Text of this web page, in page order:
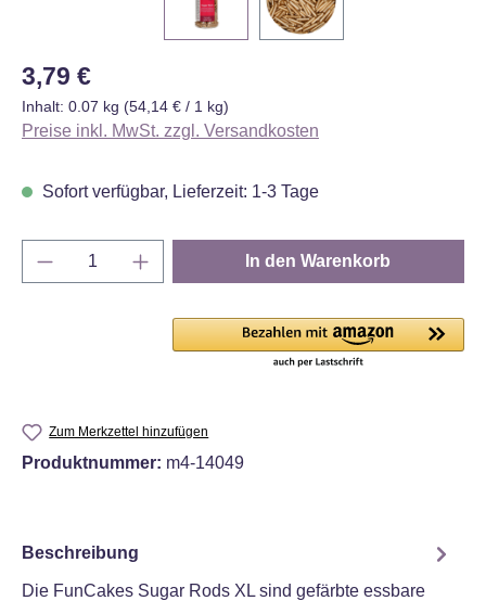
Regulärer Preis:
3,79 €
Inhalt: 0.07 kg (54,14 € / 1 kg)
Preise inkl. MwSt. zzgl. Versandkosten
Sofort verfügbar, Lieferzeit: 1-3 Tage
Produkt Anzahl: Gib den gewünschten
In den Warenkorb
Zum Merkzettel hinzufügen
Produktnummer: m4-14049
Beschreibung
Die FunCakes Sugar Rods XL sind gefärbte essbare